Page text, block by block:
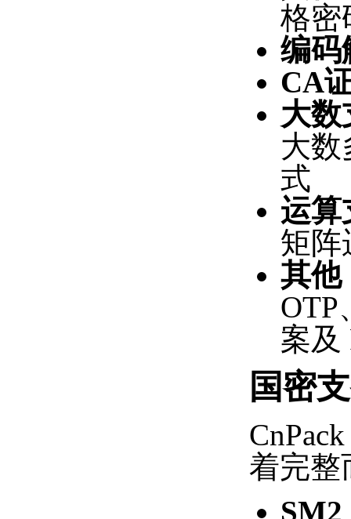
格密
编码
CA
大数
大数
式
运算
矩阵
其他
OTP
案及
国密
着完整
SM2